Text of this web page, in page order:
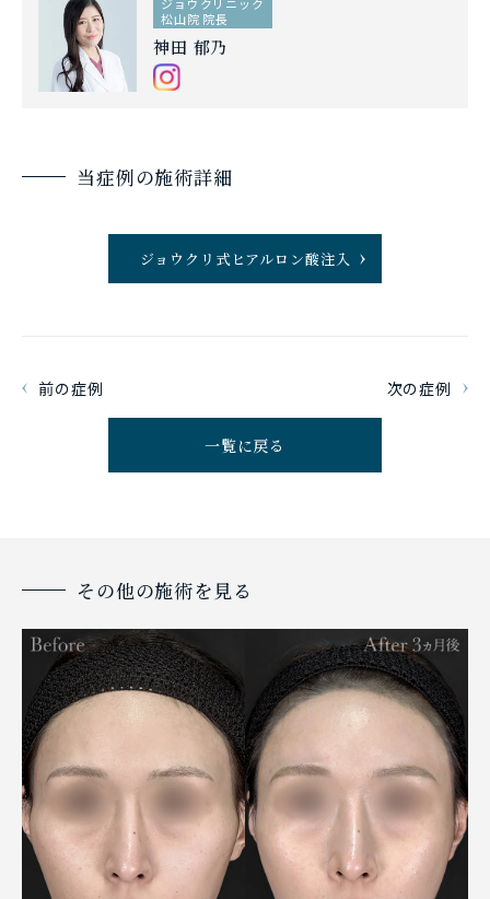
松山院 院長
神田 郁乃
当症例の施術詳細
ジョウクリ式ヒアルロン酸注入
前の症例 次の症例
一覧に戻る
その他の施術を見る